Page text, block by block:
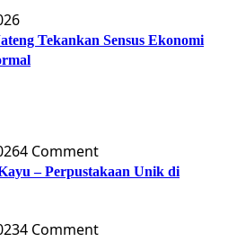
Tekankan Sensus Ekonomi
4 Comment
– Perpustakaan Unik di
4 Comment